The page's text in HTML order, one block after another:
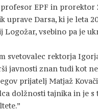
EPF in prorektor
uprave Darsa, ki je leta
Logožar, vsebino pa je
svetovalec rektorja
javnosti znan tudi kot
prijatelj Matjaž
dolžnosti tajnika in je